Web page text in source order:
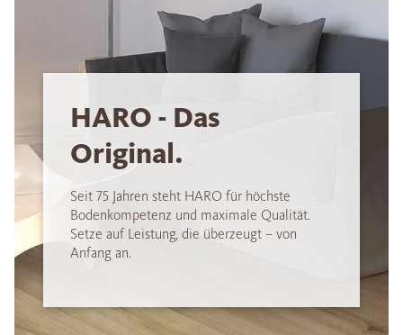
HARO - Das
Original.
Seit 75 Jahren steht HARO für höchste
Bodenkompetenz und maximale Qualität.
Setze auf Leistung, die überzeugt – von
Anfang an.